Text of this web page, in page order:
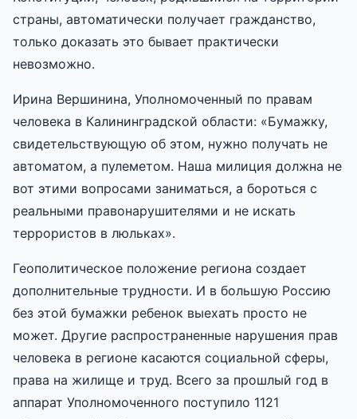
страны, автоматически получает гражданство,
только доказать это бывает практически
невозможно.
Ирина Вершинина, Уполномоченный по правам
человека в Калининградской области: «Бумажку,
свидетельствующую об этом, нужно получать не
автоматом, а пулеметом. Наша милиция должна не
вот этими вопросами заниматься, а бороться с
реальными правонарушителями и не искать
террористов в люльках».
Геополитическое положение региона создает
дополнительные трудности. И в большую Россию
без этой бумажки ребенок выехать просто не
может. Другие распространенные нарушения прав
человека в регионе касаются социальной сферы,
права на жилище и труд. Всего за прошлый год в
аппарат Уполномоченного поступило 1121